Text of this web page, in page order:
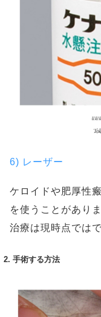
6) レーザー
ケロイドや肥厚性
を使うことがあり
治療は現時点では
2. 手術する方法